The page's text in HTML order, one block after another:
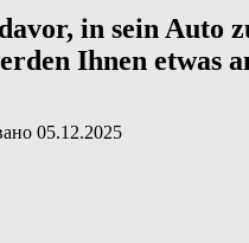
in sein Auto
Ihnen
05.12.2025